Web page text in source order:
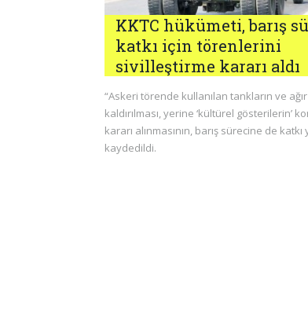
KKTC hükümeti, barış
katkı için törenlerini
sivilleştirme kararı aldı
“Askeri törende kullanılan tankların ve
kaldırılması, yerine ‘kültürel gösterilerin’
kararı alınmasının, barış sürecine de katkı
kaydedildi.